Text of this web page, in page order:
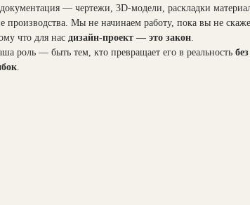
— чертежи, 3D-модели, раскладки
производства. Мы не начинаем работу, пока вы не
что для нас дизайн-проект — это закон.
роль — быть тем, кто превращает его в реальность
.